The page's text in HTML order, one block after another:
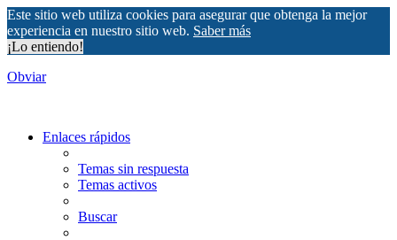
Este sitio web utiliza cookies para asegurar que obtenga la mejor
experiencia en nuestro sitio web. Saber más
¡Lo entiendo!
Obviar
Enlaces rápidos
Temas sin respuesta
Temas activos
Buscar